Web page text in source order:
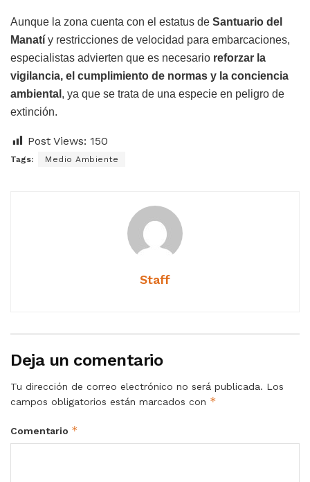
Aunque la zona cuenta con el estatus de Santuario del
Manatí y restricciones de velocidad para embarcaciones,
especialistas advierten que es necesario reforzar la
vigilancia, el cumplimiento de normas y la conciencia
ambiental , ya que se trata de una especie en peligro de
extinción.
Post Views: 150
Tags: Medio Ambiente
Staff
Deja un comentario
Tu dirección de correo electrónico no será publicada. Los
campos obligatorios están marcados con *
Comentario *